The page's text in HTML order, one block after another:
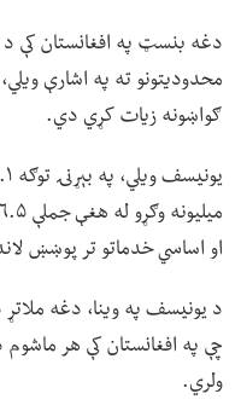
دغه بنسټ په افغانستان کې د
محدودیتونو ته په اشارې
ګواښونه زیات کړي دي.
او اساسي خدماتو تر پوښښ
د یونیسف په وینا، دغه ملاتړ
چې په افغانستان کې هر
ولري.